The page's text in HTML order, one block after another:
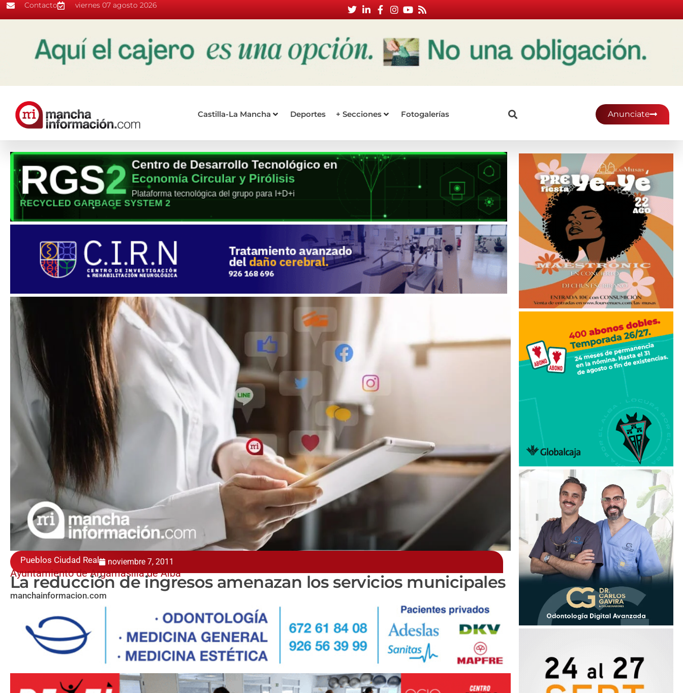
Contacto viernes 07 agosto 2026
Castilla-La Mancha Deportes + Secciones Fotogalerías Anunciate
Pueblos Ciudad Real noviembre 7, 2011
Ayuntamiento de Argamasilla de Alba
La reducción de ingresos amenazan los servicios municipales
manchainformacion.com